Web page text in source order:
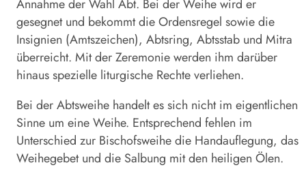
Annahme der Wahl Abt. Bei der Weihe wird er
gesegnet und bekommt die Ordensregel sowie die
Insignien (Amtszeichen), Abtsring, Abtsstab und Mitra
überreicht. Mit der Zeremonie werden ihm darüber
hinaus spezielle liturgische Rechte verliehen.
Bei der Abtsweihe handelt es sich nicht im eigentlichen
Sinne um eine Weihe. Entsprechend fehlen im
Unterschied zur Bischofsweihe die Handauflegung, das
Weihegebet und die Salbung mit den heiligen Ölen.